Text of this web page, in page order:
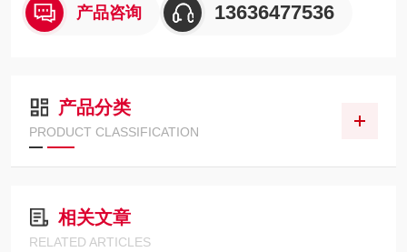
产品咨询 13636477536
产品分类
PRODUCT CLASSIFICATION
相关文章
RELATED ARTICLES